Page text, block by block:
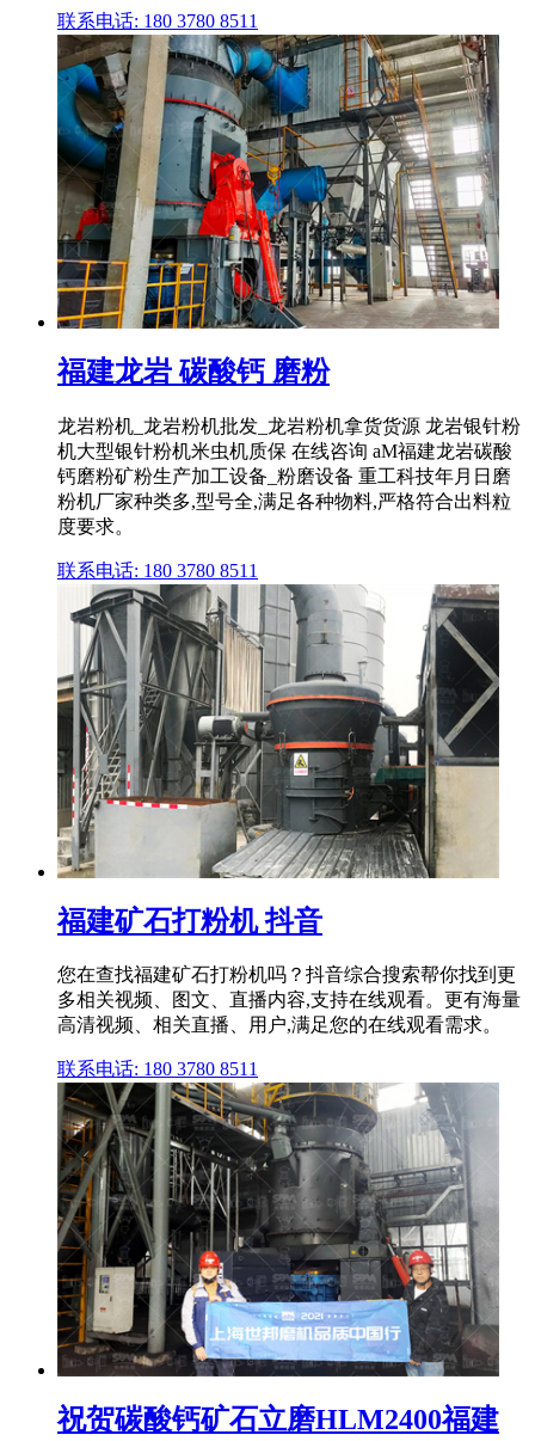
联系电话: 180 3780 8511
福建龙岩 碳酸钙 磨粉
龙岩粉机_龙岩粉机批发_龙岩粉机拿货货源 龙岩银针粉
机大型银针粉机米虫机质保 在线咨询 aM福建龙岩碳酸
钙磨粉矿粉生产加工设备_粉磨设备 重工科技年月日磨
粉机厂家种类多,型号全,满足各种物料,严格符合出料粒
度要求。
联系电话: 180 3780 8511
福建矿石打粉机 抖音
您在查找福建矿石打粉机吗？抖音综合搜索帮你找到更
多相关视频、图文、直播内容,支持在线观看。更有海量
高清视频、相关直播、用户,满足您的在线观看需求。
联系电话: 180 3780 8511
祝贺碳酸钙矿石立磨HLM2400福建